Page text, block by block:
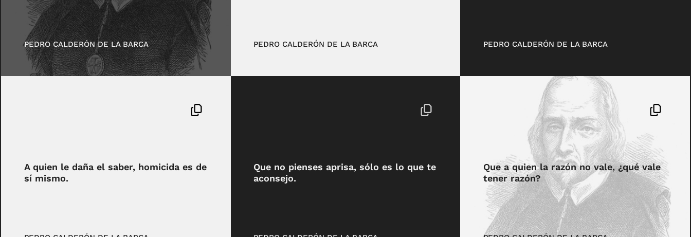
PEDRO CALDERÓN DE LA BARCA PEDRO CALDERÓN DE LA BARCA PEDRO CALDERÓN DE LA BARCA
A quien le daña el saber, homicida es de
sí mismo.
Que no pienses aprisa, sólo es lo que te
aconsejo.
Que a quien la razón no vale, ¿qué vale
tener razón?